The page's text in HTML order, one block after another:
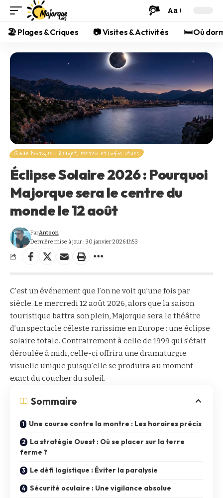
Aa
🏖️ Plages & Criques 📷 Visites & Activités 🛏️ Où
Guide Pratique : Budget, Météo etInfos Utiles
Éclipse Solaire 2026 : Pourquoi
Majorque sera le centre du
monde le 12 août
Dernière mise à jour : 30 janvier 2026 1h53
ParAntoon
C’est un événement que l’on ne voit qu’une fois par
siècle. Le mercredi 12 août 2026, alors que la saison
touristique battra son plein, Majorque sera le théâtre
d’un spectacle céleste rarissime en Europe : une éclipse
solaire totale. Contrairement à celle de 1999 qui s’était
déroulée à midi, celle-ci offrira une dramaturgie
visuelle unique puisqu’elle se produira au moment
exact du coucher du soleil.
Sommaire
Une course contre la montre : Les horaires précis
La stratégie Ouest : Où se placer sur la terre
ferme ?
Le défi logistique : Éviter la paralysie
Sécurité oculaire : Une vigilance absolue